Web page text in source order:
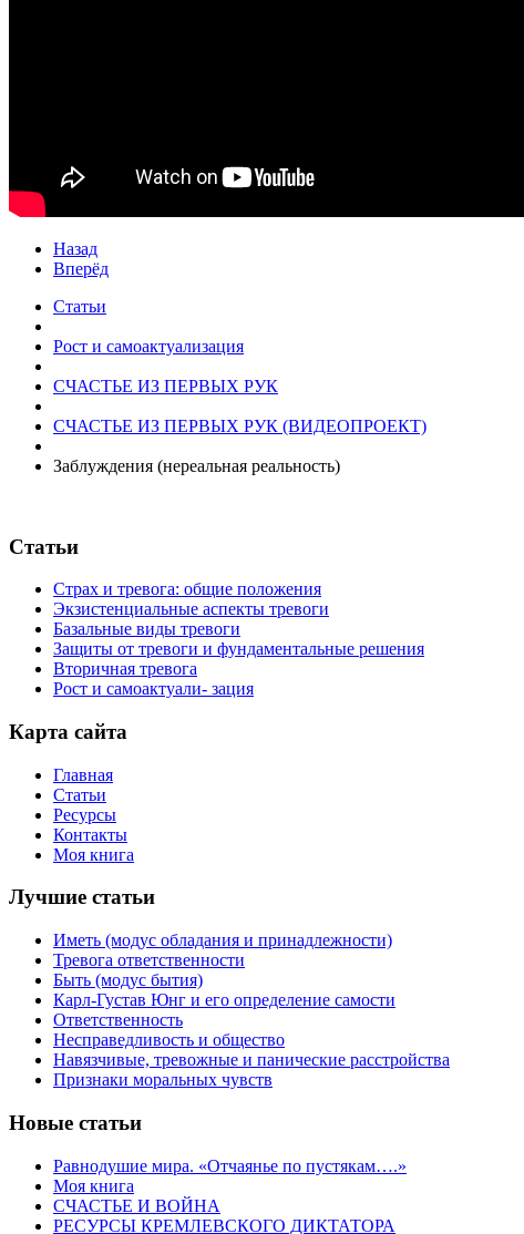
Назад
Вперёд
Статьи
Рост и самоактуализация
СЧАСТЬЕ ИЗ ПЕРВЫХ РУК
СЧАСТЬЕ ИЗ ПЕРВЫХ РУК (ВИДЕОПРОЕКТ)
Заблуждения (нереальная реальность)
Статьи
Страх и тревога: общие положения
Экзистенциальные аспекты тревоги
Базальные виды тревоги
Защиты от тревоги и фундаментальные решения
Вторичная тревога
Рост и самоактуали- зация
Карта сайта
Главная
Статьи
Ресурсы
Контакты
Моя книга
Лучшие статьи
Иметь (модус обладания и принадлежности)
Тревога ответственности
Быть (модус бытия)
Карл-Густав Юнг и его определение самости
Ответственность
Несправедливость и общество
Навязчивые, тревожные и панические расстройства
Признаки моральных чувств
Новые статьи
Равнодушие мира. «Отчаянье по пустякам….»
Моя книга
СЧАСТЬЕ И ВОЙНА
РЕСУРСЫ КРЕМЛЕВСКОГО ДИКТАТОРА